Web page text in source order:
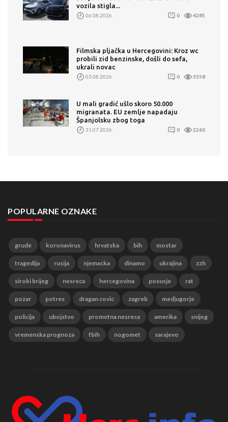
vozila stigla...
06.08.2026. 0 4285
Filmska pljačka u Hercegovini: Kroz wc
probili zid benzinske, došli do sefa,
ukrali novac
03.08.2026. 0 3558
U mali gradić ušlo skoro 50.000
migranata. EU zemlje napadaju
Španjolsku zbog toga
31.07.2026. 0 2260
POPULARNE OZNAKE
grude koronavirus hrvatska bih mostar
tragedija rusija njemacka dinamo ukrajina zzh
siroki brijeg nesreca hercegovina posusje rat
pozar potres dragan covic zagreb medjugorje
policija ubojstvo prometna nesreca amerika snijeg
vremenska prognoza fbih nogomet sarajevo